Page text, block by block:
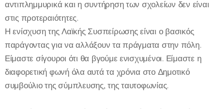
αντιπλημμυρικά και η συντήρηση των σχολείων δεν είναι
στις προτεραιότητες.
Η ενίσχυση της Λαϊκής Συσπείρωσης είναι ο βασικός
παράγοντας για να αλλάξουν τα πράγματα στην πόλη.
Είμαστε σίγουροι ότι θα βγούμε ενισχυμένοι. Είμαστε η
διαφορετική φωνή όλα αυτά τα χρόνια στο Δημοτικό
συμβούλιο της σύμπλευσης, της ταυτοφωνίας.